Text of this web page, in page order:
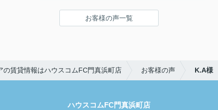
お客様の声一覧
の賃貸情報はハウスコムFC門真浜町店 お客様の声 K.A様
ハウスコムFC門真浜町店